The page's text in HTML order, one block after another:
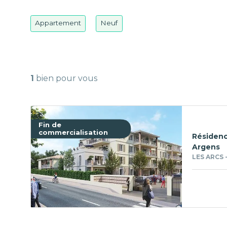
Appartement Neuf
1 bien pour vous
Fin de
commercialisation
Argens
LES